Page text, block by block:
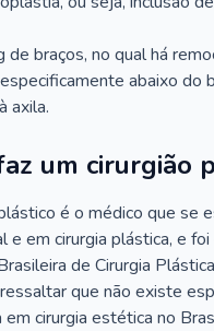
de braços, no qual há
abaixo do
axila.
um cirurgião
é o médico que se
e em cirurgia plástica, e
de Cirurgia
que não existe
em cirurgia estética no